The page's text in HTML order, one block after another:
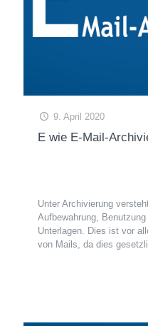
9. April 2020
E wie E-Mail-
Unter Archivierung
Aufbewahrung,
Unterlagen. Dies ist vor
von Mails, da dies